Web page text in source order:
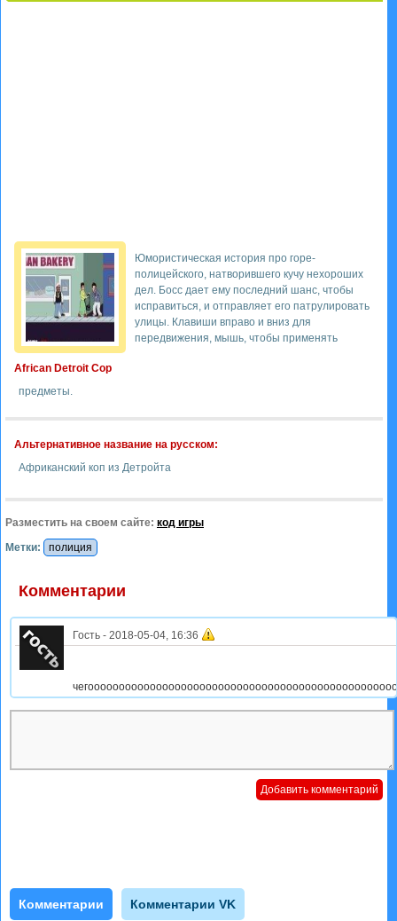
African Detroit Cop
Юмористическая история про горе-
полицейского, натворившего кучу нехороших
дел. Босс дает ему последний шанс, чтобы
исправиться, и отправляет его патрулировать
улицы. Клавиши вправо и вниз для
передвижения, мышь, чтобы применять
предметы.
Альтернативное название на русском:
Африканский коп из Детройта
Разместить на своем сайте: код игры
Метки:
полиция
Комментарии
Гость - 2018-05-04, 16:36
Комментарии Комментарии VK